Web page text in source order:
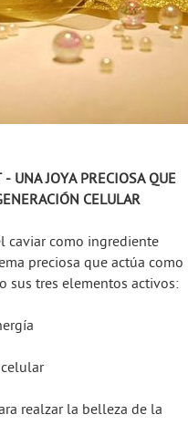
UNA JOYA PRECIOSA QUE
CELULAR
caviar como ingrediente
preciosa que actúa como
sus tres elementos activos:
realzar la belleza de la